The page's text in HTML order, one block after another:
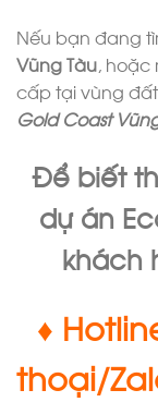
Nếu bạn đang
Vũng Tàu, hoặc
cấp tại vùng
Gold Coast
Để biết
dự án
khách
♦
thoại/